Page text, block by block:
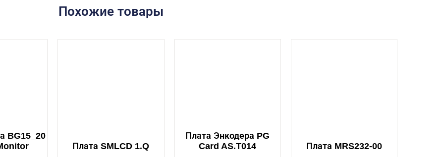
Похожие товары
BG15_20
Плата SMLCD 1.Q
Плата Энкодера PG
Card AS.T014
Плата MRS232-00